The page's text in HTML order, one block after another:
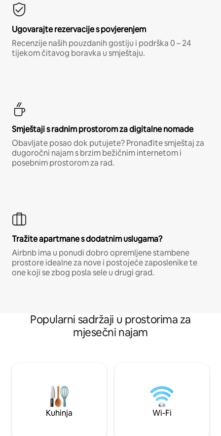
Ugovarajte rezervacije s povjerenjem
Recenzije naših pouzdanih gostiju i podrška 0 – 24
tijekom čitavog boravka u smještaju.
Smještaji s radnim prostorom za digitalne nomade
Obavljate posao dok putujete? Pronađite smještaj za
dugoročni najam s brzim bežičnim internetom i
posebnim prostorom za rad.
Tražite apartmane s dodatnim uslugama?
Airbnb ima u ponudi dobro opremljene stambene
prostore idealne za nove i postojeće zaposlenike te
one koji se zbog posla sele u drugi grad.
Popularni sadržaji u prostorima za
mjesečni najam
Kuhinja Wi-Fi